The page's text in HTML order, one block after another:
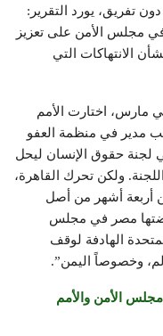
دون تفريق، يورد التقرير:
مجلس الأمن على تعزيز
الانتهاكات التي
مارس، اختارت الأمم
مدير في منظمة العفو
لجنة حقوق الإنسان ليحل
ولكن تحرك القاهرة،
أربعة أشهر من أصل
مصر في مجلس
الهادفة لوقف
وخصوصاً اليمن”.
الأمن والأمم